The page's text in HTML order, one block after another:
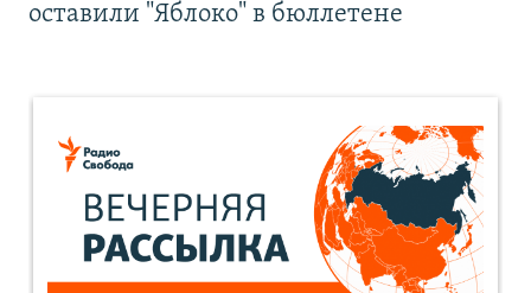
оставили "Яблоко" в бюллетене